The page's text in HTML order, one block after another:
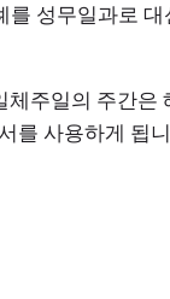
성무일과로
주일의 주간은
를 사용하게 됩